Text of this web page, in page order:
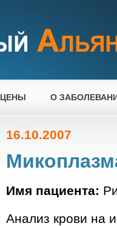
ЦЕНЫ О
16.10.2007
Имя пациента:
Анализ крови на